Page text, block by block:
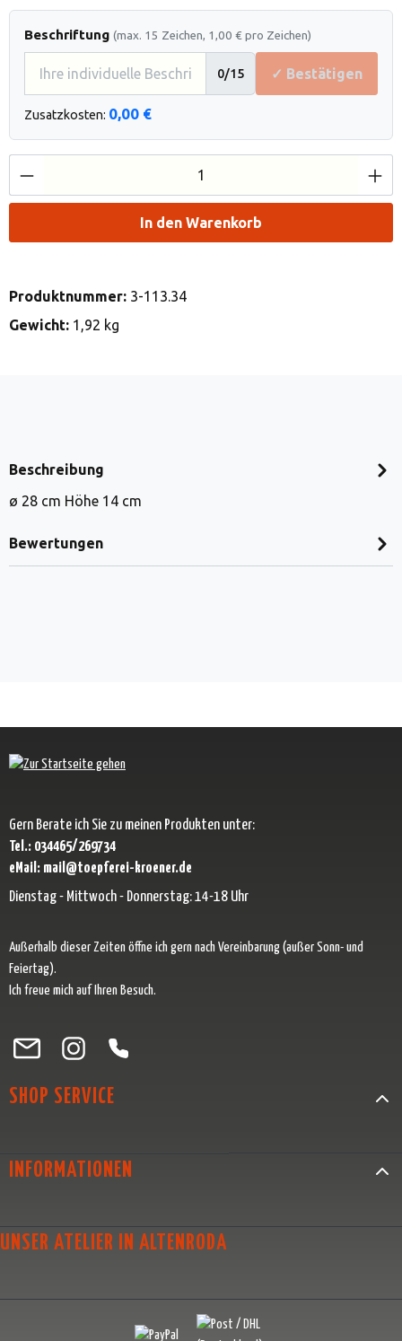
Beschriftung (max. 15 Zeichen, 1,00 € pro Zeichen)
0/15 ✓ Bestätigen
Zusatzkosten: 0,00 €
Produkt Anzahl: Gib den gewünschten
In den Warenkorb
Produktnummer: 3-113.34
Gewicht: 1,92 kg
Beschreibung
ø 28 cm Höhe 14 cm
Bewertungen
Gern Berate ich Sie zu meinen Produkten unter:
Tel.: 034465/269734
eMail: mail@toepferei-kroener.de
Dienstag - Mittwoch - Donnerstag: 14-18 Uhr
Außerhalb dieser Zeiten öffne ich gern nach Vereinbarung (außer Sonn- und
Feiertag).
Ich freue mich auf Ihren Besuch.
Besuche uns auf Facebook – öffnet in neuem Tab (externer Link)
Schau auf Instagram vorbei – öffnet in neuem Tab (externer Link)
Lass dich auf Pinterest inspirieren – öffnet in neuem Tab
Folge uns auf X – öffnet in neuem Tab (externer Link)
SHOP SERVICE
INFORMATIONEN
UNSER ATELIER IN ALTENRODA